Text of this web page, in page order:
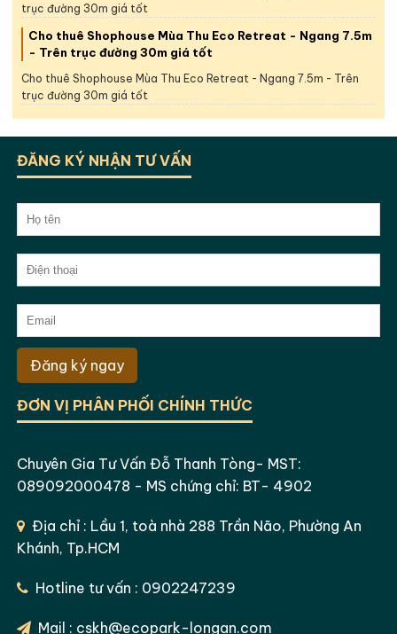
trục đường 30m giá tốt
Cho thuê Shophouse Mùa Thu Eco Retreat - Ngang 7.5m
- Trên trục đường 30m giá tốt
Cho thuê Shophouse Mùa Thu Eco Retreat - Ngang 7.5m - Trên
trục đường 30m giá tốt
ĐĂNG KÝ NHẬN TƯ VẤN
Đăng ký ngay
ĐƠN VỊ PHÂN PHỐI CHÍNH THỨC
Chuyên Gia Tư Vấn Đỗ Thanh Tòng- MST:
089092000478 - MS chứng chỉ: BT- 4902
Địa chỉ : Lầu 1, toà nhà 288 Trần Não, Phường An
Khánh, Tp.HCM
Hotline tư vấn : 0902247239
Mail : cskh@ecopark-longan.com